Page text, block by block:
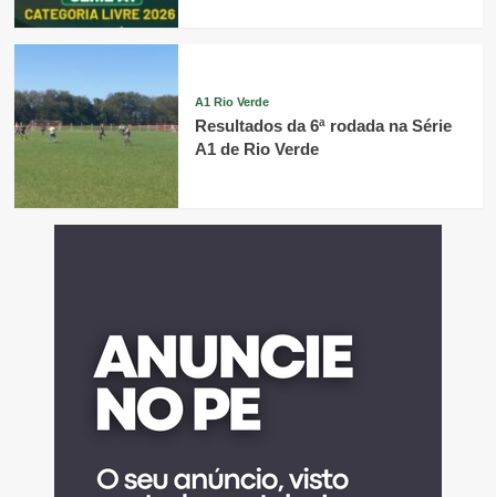
A1 Rio Verde
Resultados da 6ª rodada na Série
A1 de Rio Verde